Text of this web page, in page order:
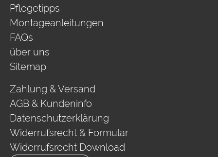
Pflegetipps
Montageanleitungen
FAQs
über uns
Sitemap
Zahlung & Versand
AGB & Kundeninfo
Datenschutzerklärung
Widerrufsrecht & Formular
Widerrufsrecht Download